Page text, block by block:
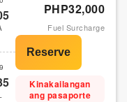
PHP32,000
Fuel Surcharge
Kinakailangan
ang pasaporte